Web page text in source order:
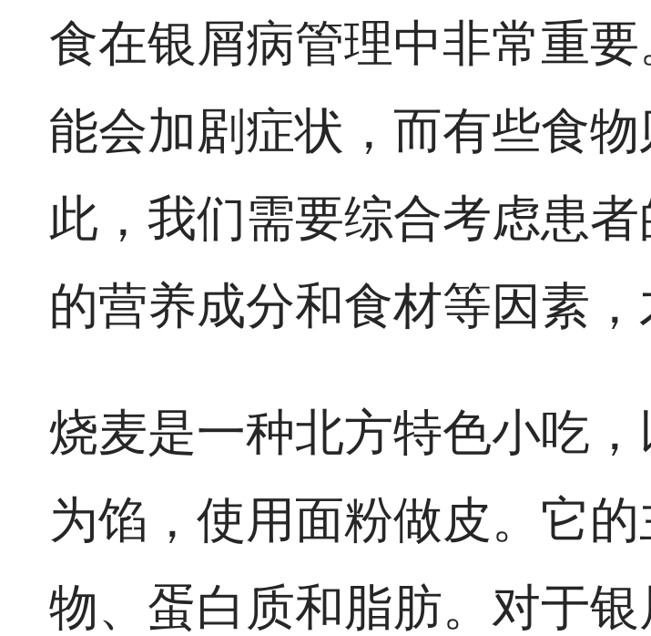
食在银屑病管理中非常重
能会加剧症状，而有些食
此，我们需要综合考虑患
的营养成分和食材等因素，
烧麦是一种北方特色小吃
为馅，使用面粉做皮。它
物、蛋白质和脂肪。对于